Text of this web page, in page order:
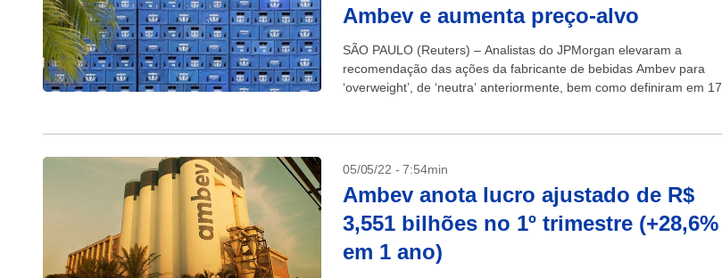
Ambev e aumenta preço-alvo
SÃO PAULO (Reuters) – Analistas do JPMorgan elevaram a
recomendação das ações da fabricante de bebidas Ambev para
‘overweight’, de ‘neutra’ anteriormente, bem como definiram em 17
05/05/22 - 7:54min
Ambev anota lucro ajustado de R$
3,551 bilhões no 1º trimestre (+28,6%
em 1 ano)